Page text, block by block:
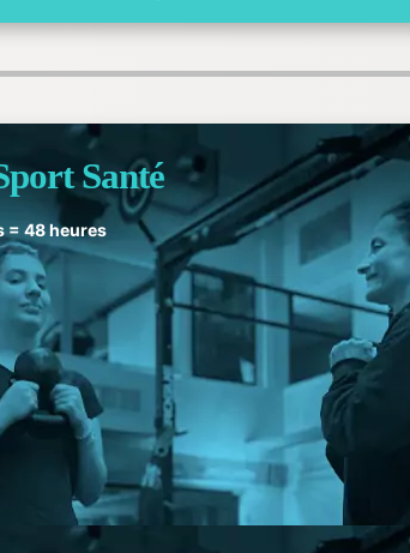
Santé
= 48 heures